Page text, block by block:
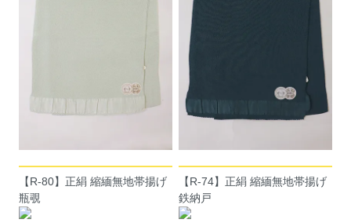
【R-80】正絹 縮緬無地帯揚げ
瓶覗
【R-74】正絹 縮緬無地帯揚げ
鉄納戸